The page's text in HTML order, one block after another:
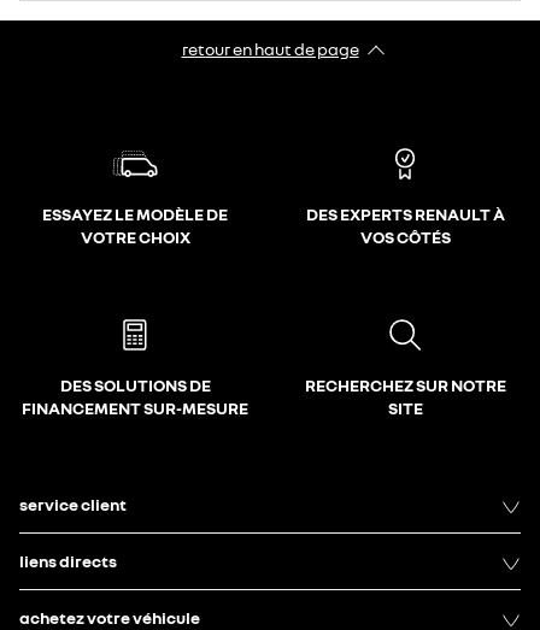
retour en haut de page​
ESSAYEZ LE MODÈLE DE
VOTRE CHOIX
DES EXPERTS RENAULT À
VOS CÔTÉS
DES SOLUTIONS DE
FINANCEMENT SUR-MESURE
RECHERCHEZ SUR NOTRE
SITE
service client
liens directs
achetez votre véhicule